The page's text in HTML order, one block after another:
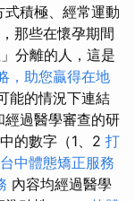
積極、經常運動
那些在懷孕期間
分離的人，這是
，助您贏得在地
能的情況下連結
過醫學審查的研
的數字（1、2 打
台中體態矯正服務
內容均經過醫學